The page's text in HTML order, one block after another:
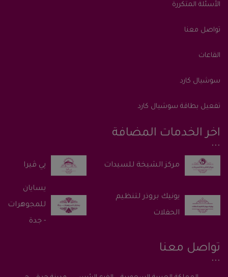
الأسئلة المتكررة
تواصل معنا
القاعات
سوشيال كارد
تفعيل بطاقة سوشيال كارد
اخر الخدمات المضافة
پي ڤيرا
يونيك بروذر لتنظيم
الحفلات
يسايان
للمجوهرات
- جدة
تواصل معنا